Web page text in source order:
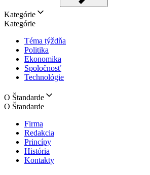
Kategórie
Kategórie
Téma týždňa
Politika
Ekonomika
Spoločnosť
Technológie
O Štandarde
O Štandarde
Firma
Redakcia
Princípy
História
Kontakty